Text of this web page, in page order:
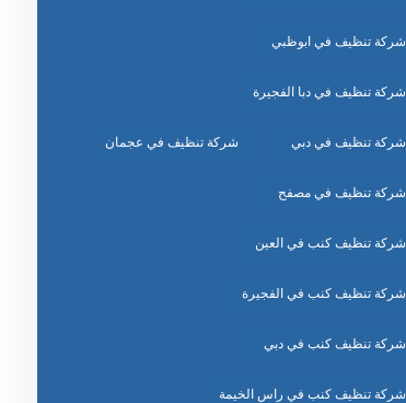
شركة تنظيف في ابوظبي
شركة تنظيف في دبا الفجيرة
شركة تنظيف في دبي شركة تنظيف في عجمان
شركة تنظيف في مصفح
شركة تنظيف كنب في العين
شركة تنظيف كنب في الفجيرة
شركة تنظيف كنب في دبي
شركة تنظيف كنب في راس الخيمة